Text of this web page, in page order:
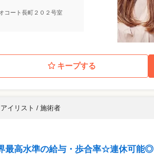
コート長町２０２号室
キープする
アイリスト / 施術者
最高水準の給与・歩合率☆連休可能◎